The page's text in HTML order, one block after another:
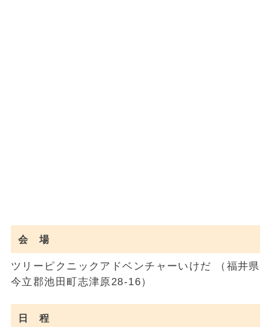
会 場
ツリーピクニックアドベンチャーいけだ （福井県
今立郡池田町志津原28-16）
日 程